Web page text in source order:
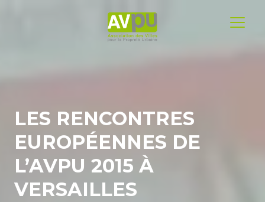
LES RENCONTRES
EUROPÉENNES DE
L’AVPU 2015 À
VERSAILLES